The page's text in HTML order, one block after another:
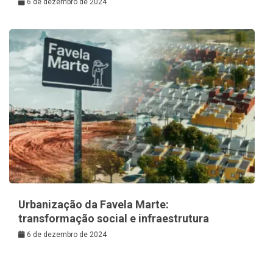
Urbanização da Favela Marte:
transformação social e infraestrutura
6 de dezembro de 2024